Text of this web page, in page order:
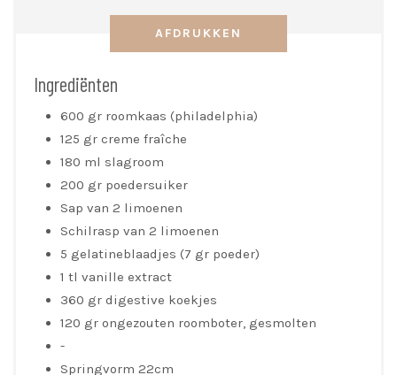
AFDRUKKEN
Ingrediënten
600 gr roomkaas (philadelphia)
125 gr creme fraîche
180 ml slagroom
200 gr poedersuiker
Sap van 2 limoenen
Schilrasp van 2 limoenen
5 gelatineblaadjes (7 gr poeder)
1 tl vanille extract
360 gr digestive koekjes
120 gr ongezouten roomboter, gesmolten
-
Springvorm 22cm